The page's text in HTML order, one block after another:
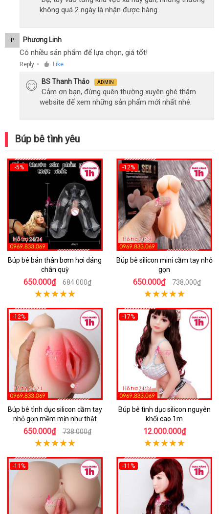
không quá 2 ngày là nhận được hàng
P Phương Linh
Có nhiều sản phẩm để lựa chọn, giá tốt!
Reply ● Like
BS Thanh Thảo ADMIN
Cảm ơn bạn, đừng quên thường xuyên ghé thăm
website để xem những sản phẩm mới nhất nhé.
Búp bê tình yêu
-5%
Búp bê bán thân bơm hơi dáng
chân quỳ
650.000₫ 684.000₫
-12%
Búp bê silicon mini cầm tay nhỏ
gọn
650.000₫ 738.000₫
-12%
Búp bê tình dục silicon cầm tay
nhỏ gọn mềm mịn như thật
650.000₫ 738.000₫
-17%
Búp bê tình dục silicon nguyên
khối cao 1m
12.000.000₫
-11% -11%